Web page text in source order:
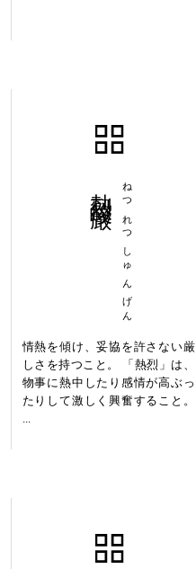
ねつれつしゅんげん
情熱を傾け、妥協を許さない厳
しさを持つこと。 「熱烈」は、
物事に熱中したり感情が高ぶっ
たりして激しく興奮すること。